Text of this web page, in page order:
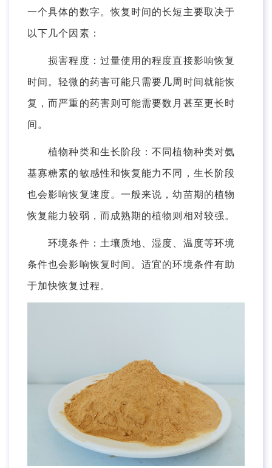
一个具体的数字。恢复时间的长短主要取决于
以下几个因素：
损害程度：过量使用的程度直接影响恢复
时间。轻微的药害可能只需要几周时间就能恢
复，而严重的药害则可能需要数月甚至更长时
间。
植物种类和生长阶段：不同植物种类对氨
基寡糖素的敏感性和恢复能力不同，生长阶段
也会影响恢复速度。一般来说，幼苗期的植物
恢复能力较弱，而成熟期的植物则相对较强。
环境条件：土壤质地、湿度、温度等环境
条件也会影响恢复时间。适宜的环境条件有助
于加快恢复过程。